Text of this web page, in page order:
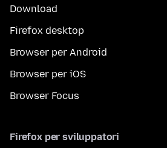
Download
Firefox desktop
Browser per Android
Browser per iOS
Browser Focus
Firefox per sviluppatori